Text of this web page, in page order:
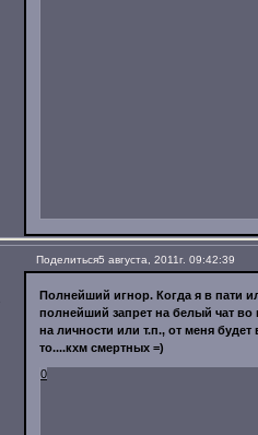
Поделиться5 августа, 2011г. 09:42:39
Полнейший игнор. Когда я в пати
полнейший запрет на белый чат
на личности или т.п., от меня
то....кхм смертных =)
0